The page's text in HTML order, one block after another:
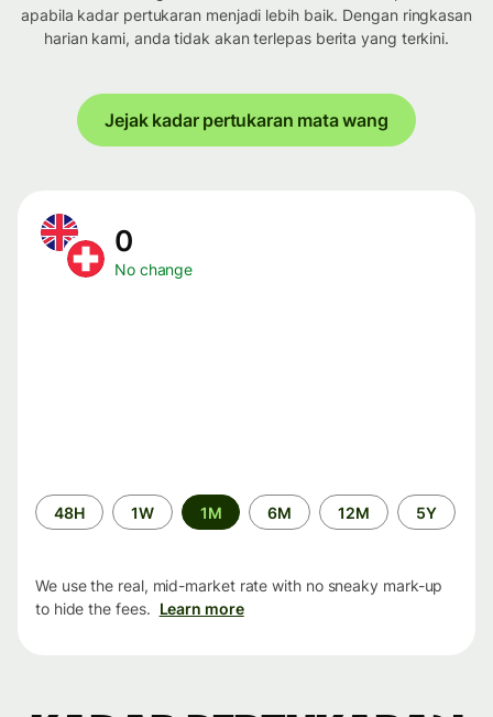
apabila kadar pertukaran menjadi lebih baik. Dengan ringkasan
harian kami, anda tidak akan terlepas berita yang terkini.
Jejak kadar pertukaran mata wang
0
No change
Time
period
48H 1W 1M 6M 12M 5Y
We use the real, mid-market rate with no sneaky mark-up
to hide the fees. Learn more